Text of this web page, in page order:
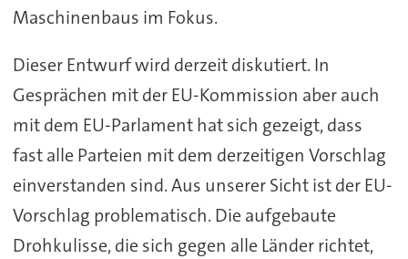
Maschinenbaus im Fokus.
Dieser Entwurf wird derzeit diskutiert. In
Gesprächen mit der EU-Kommission aber auch
mit dem EU-Parlament hat sich gezeigt, dass
fast alle Parteien mit dem derzeitigen Vorschlag
einverstanden sind. Aus unserer Sicht ist der EU-
Vorschlag problematisch. Die aufgebaute
Drohkulisse, die sich gegen alle Länder richtet,